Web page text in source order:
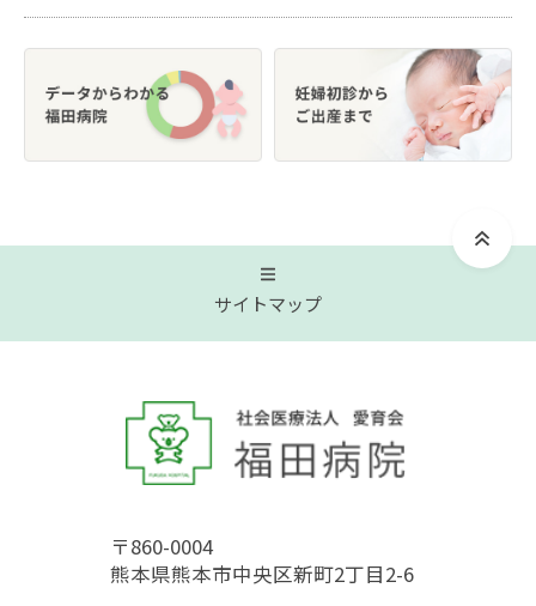
乳がんの診断と治療
サイトマップ
トップページ
病院概要 福田病院の歴史
HOSPITAL MOVIE
〒860-0004
熊本県熊本市中央区新町2丁目2-6